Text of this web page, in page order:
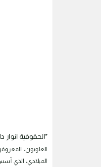
*الحقوقية انوار
العلويون،
الميلادي، الذي